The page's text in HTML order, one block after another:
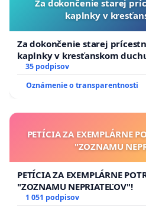
Za dokončenie starej
kaplnky v
Za dokončenie starej
kaplnky v kresťanskom
35 podpisov
Oznámenie o transparentnosti
PETÍCIA ZA EXEMPLÁRNE
"ZOZNAMU
PETÍCIA ZA EXEMPLÁRNE
"ZOZNAMU NEPRIATEĽOV"!
1 051 podpisov